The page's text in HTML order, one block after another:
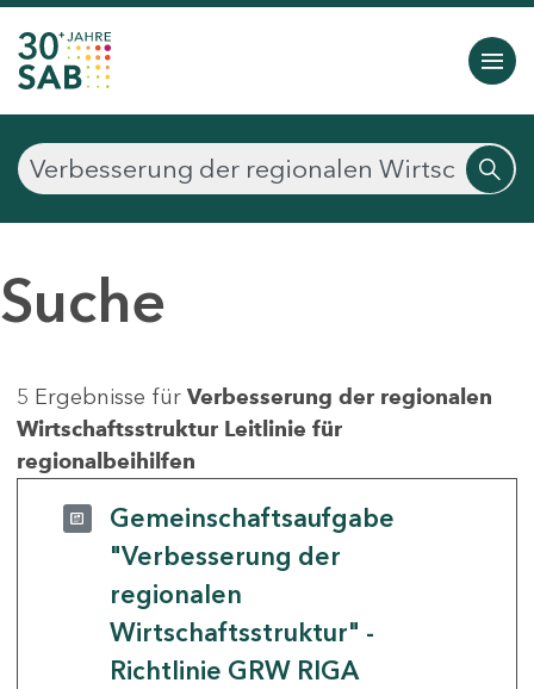
Suche
5 Ergebnisse für Verbesserung der regionalen
Wirtschaftsstruktur Leitlinie für
regionalbeihilfen
Gemeinschaftsaufgabe
"Verbesserung der
regionalen
Wirtschaftsstruktur" -
Richtlinie GRW RIGA